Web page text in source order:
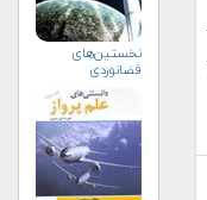
نخستین‌های
فضانوردی